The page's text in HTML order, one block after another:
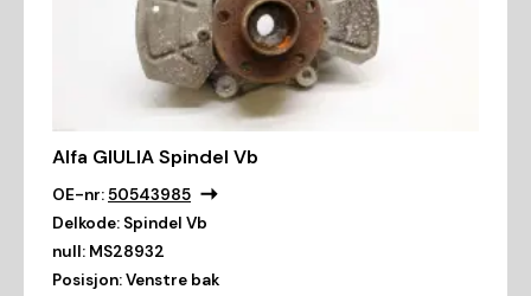
Alfa GIULIA Spindel Vb
OE-nr:50543985
Delkode: Spindel Vb
null: MS28932
Posisjon:Venstre bak